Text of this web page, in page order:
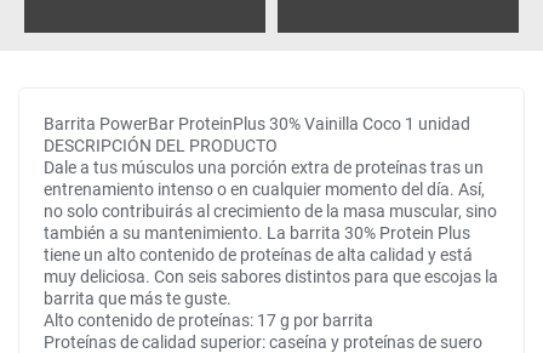
Barrita PowerBar ProteinPlus 30% Vainilla Coco 1 unidad
DESCRIPCIÓN DEL PRODUCTO
Dale a tus músculos una porción extra de proteínas tras un
entrenamiento intenso o en cualquier momento del día. Así,
no solo contribuirás al crecimiento de la masa muscular, sino
también a su mantenimiento. La barrita 30% Protein Plus
tiene un alto contenido de proteínas de alta calidad y está
muy deliciosa. Con seis sabores distintos para que escojas la
barrita que más te guste.
Alto contenido de proteínas: 17 g por barrita
Proteínas de calidad superior: caseína y proteínas de suero